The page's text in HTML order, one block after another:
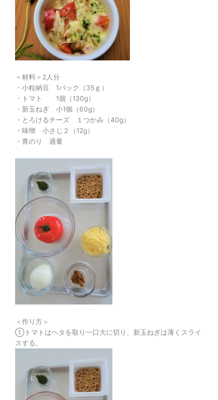
＜材料＞2人分
・小粒納豆 1パック（35ｇ）
・トマト 1個（130g）
・新玉ねぎ 小1個（60g）
・とろけるチーズ １つかみ（40g）
・味噌 小さじ２（12g）
・青のり 適量
＜作り方＞
①トマトはヘタを取り一口大に切り、新玉ねぎは薄くスライ
スする。